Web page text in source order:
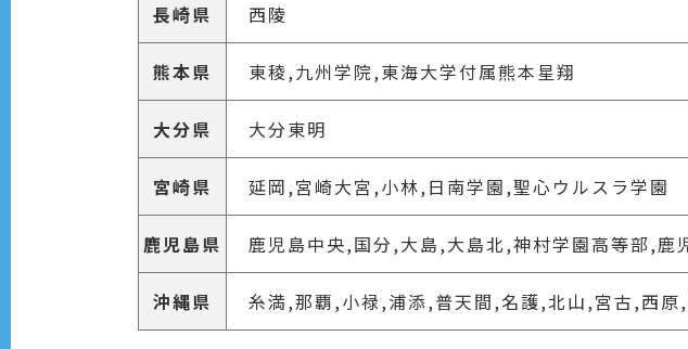
長崎県 西陵
熊本県 東稜,九州学院,東海大学付属熊本星翔
大分県 大分東明
宮崎県 延岡,宮崎大宮,小林,日南学園,聖心ウルスラ学園
鹿児島県 鹿児島中央,国分,大島,大島北,神村学園高等部,鹿
沖縄県 糸満,那覇,小禄,浦添,普天間,名護,北山,宮古,西原